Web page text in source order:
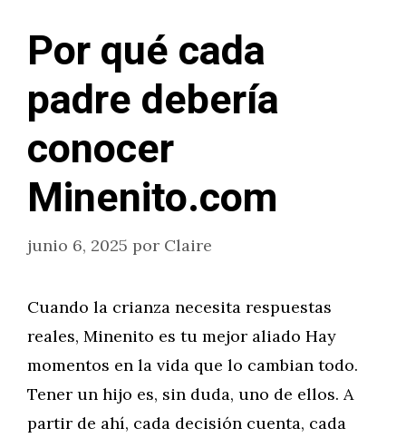
Por qué cada
padre debería
conocer
Minenito.com
junio 6, 2025 por Claire
Cuando la crianza necesita respuestas
reales, Minenito es tu mejor aliado Hay
momentos en la vida que lo cambian todo.
Tener un hijo es, sin duda, uno de ellos. A
partir de ahí, cada decisión cuenta, cada